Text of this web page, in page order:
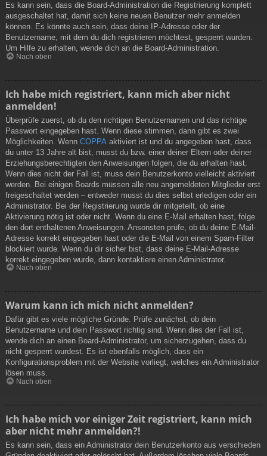
Es kann sein, dass die Board-Administration die Registrierung komplett
ausgeschaltet hat, damit sich keine neuen Benutzer mehr anmelden
können. Es könnte auch sein, dass deine IP-Adresse oder der
Benutzername, mit dem du dich registrieren möchtest, gesperrt wurden.
Um Hilfe zu erhalten, wende dich an die Board-Administration.
Nach oben
Ich habe mich registriert, kann mich aber nicht
anmelden!
Überprüfe zuerst, ob du den richtigen Benutzernamen und das richtige
Passwort eingegeben hast. Wenn diese stimmen, dann gibt es zwei
Möglichkeiten. Wenn COPPA aktiviert ist und du angegeben hast, dass
du unter 13 Jahre alt bist, musst du bzw. einer deiner Eltern oder deiner
Erziehungsberechtigten den Anweisungen folgen, die du erhalten hast.
Wenn dies nicht der Fall ist, muss dein Benutzerkonto vielleicht aktiviert
werden. Bei einigen Boards müssen alle neu angemeldeten Mitglieder erst
freigeschaltet werden – entweder musst du dies selbst erledigen oder ein
Administrator. Bei der Registrierung wurde dir mitgeteilt, ob eine
Aktivierung nötig ist oder nicht. Wenn du eine E-Mail erhalten hast, folge
den dort enthaltenen Anweisungen. Ansonsten prüfe, ob du deine E-Mail-
Adresse korrekt eingegeben hast oder die E-Mail von einem Spam-Filter
blockiert wurde. Wenn du dir sicher bist, dass deine E-Mail-Adresse
korrekt eingegeben wurde, dann kontaktiere einen Administrator.
Nach oben
Warum kann ich mich nicht anmelden?
Dafür gibt es viele mögliche Gründe. Prüfe zunächst, ob dein
Benutzername und dein Passwort richtig sind. Wenn dies der Fall ist,
wende dich an einen Board-Administrator, um sicherzugehen, dass du
nicht gesperrt wurdest. Es ist ebenfalls möglich, dass ein
Konfigurationsproblem mit der Website vorliegt, welches ein Administrator
lösen muss.
Nach oben
Ich habe mich vor einiger Zeit registriert, kann mich
aber nicht mehr anmelden?!
Es kann sein, dass ein Administrator dein Benutzerkonto aus verschieden